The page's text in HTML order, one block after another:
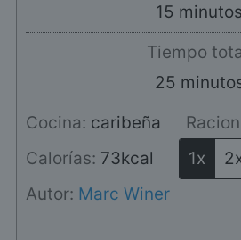
15 minutos
minutos
Tiempo
25 minutos
Cocina: caribeña
Calorías: 73kcal 1x
Autor: Marc Winer